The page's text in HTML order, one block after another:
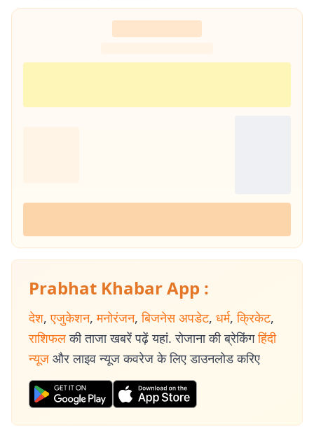
Prabhat Khabar App :
देश, एजुकेशन, मनोरंजन, बिजनेस अपडेट, धर्म, क्रिकेट,
राशिफल की ताजा खबरें पढ़ें यहां. रोजाना की ब्रेकिंग हिंदी
न्यूज और लाइव न्यूज कवरेज के लिए डाउनलोड करिए